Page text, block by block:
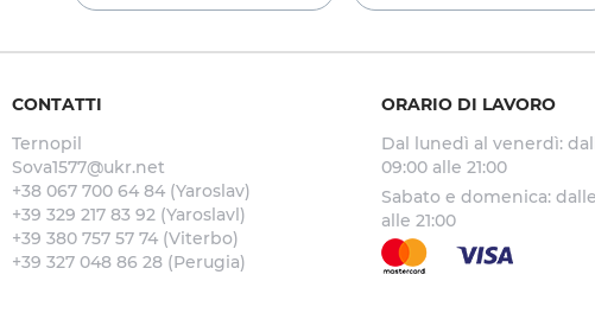
CONTATTI
Ternopil
Sova1577@ukr.net
+38 067 700 64 84 (Yaroslav)
+39 329 217 83 92 (Yaroslavl)
+39 380 757 57 74 (Viterbo)
+39 327 048 86 28 (Perugia)
ORARIO DI LAVORO
Dal lunedì al venerdì:
09:00 alle 21:00
Sabato e domenica:
alle 21:00